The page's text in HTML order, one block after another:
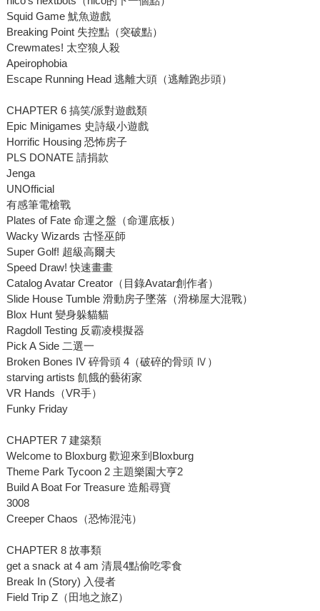
Squid Game 魷魚遊戲
Breaking Point 失控點（突破點）
Crewmates! 太空狼人殺
Apeirophobia
Escape Running Head 逃離大頭（逃離跑步頭）
CHAPTER 6 搞笑/派對遊戲類
Epic Minigames 史詩級小遊戲
Horrific Housing 恐怖房子
PLS DONATE 請捐款
Jenga
UNOfficial
有感筆電槍戰
Plates of Fate 命運之盤（命運底板）
Wacky Wizards 古怪巫師
Super Golf! 超級高爾夫
Speed Draw! 快速畫畫
Catalog Avatar Creator（目錄Avatar創作者）
Slide House Tumble 滑動房子墜落（滑梯屋大混戰）
Blox Hunt 變身躲貓貓
Ragdoll Testing 反霸凌模擬器
Pick A Side 二選一
Broken Bones IV 碎骨頭 4（破碎的骨頭 Ⅳ）
starving artists 飢餓的藝術家
VR Hands（VR手）
Funky Friday
CHAPTER 7 建築類
Welcome to Bloxburg 歡迎來到Bloxburg
Theme Park Tycoon 2 主題樂園大亨2
Build A Boat For Treasure 造船尋寶
3008
Creeper Chaos（恐怖混沌）
CHAPTER 8 故事類
get a snack at 4 am 清晨4點偷吃零食
Break In (Story) 入侵者
Field Trip Z（田地之旅Z）